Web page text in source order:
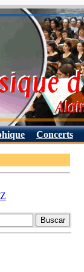
Concerts
Z